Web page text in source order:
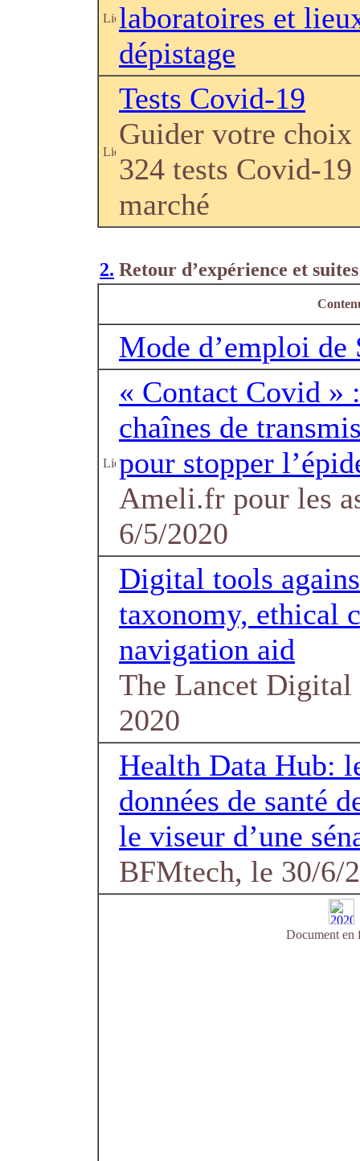
laboratoires et
dépistage
Tests Covid-19
Guider votre
324 tests Covid-19
marché
2. Retour d’expérience et suites
Mode d’emploi de
« Contact Covid »
chaînes de
pour stopper
Ameli.fr pour les
6/5/2020
Digital tools
taxonomy, ethical
navigation aid
The Lancet Digital
2020
Health Data Hub:
données de santé
le viseur d’une
BFMtech, le 30/6/
Document en